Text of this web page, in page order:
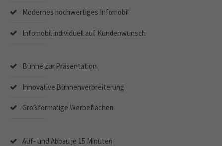
Modernes hochwertiges Infomobil
Infomobil individuell auf Kundenwunsch
Bühne zur Präsentation
Innovative Bühnenverbreiterung
Großformatige Werbeflächen
Auf- und Abbau je 15 Minuten